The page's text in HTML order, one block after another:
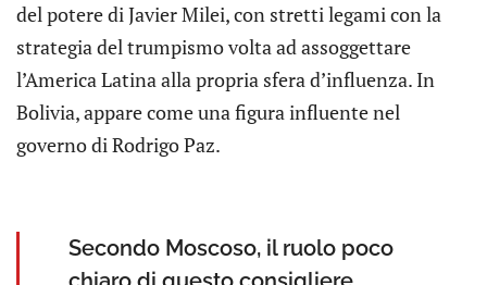
del potere di Javier Milei, con stretti legami con la
strategia del trumpismo volta ad assoggettare
l’America Latina alla propria sfera d’influenza. In
Bolivia, appare come una figura influente nel
governo di Rodrigo Paz.
Secondo Moscoso, il ruolo poco